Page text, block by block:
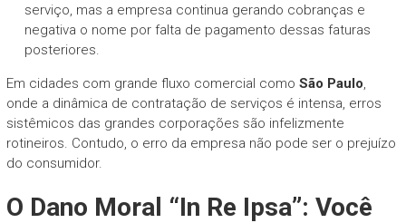
serviço, mas a empresa continua gerando cobranças e
negativa o nome por falta de pagamento dessas faturas
posteriores.
Em cidades com grande fluxo comercial como São Paulo,
onde a dinâmica de contratação de serviços é intensa, erros
sistêmicos das grandes corporações são infelizmente
rotineiros. Contudo, o erro da empresa não pode ser o prejuízo
do consumidor.
O Dano Moral “In Re Ipsa”: Você